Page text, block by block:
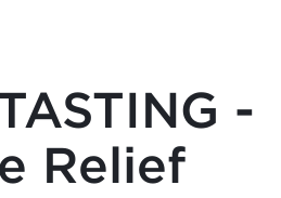
-
Relief